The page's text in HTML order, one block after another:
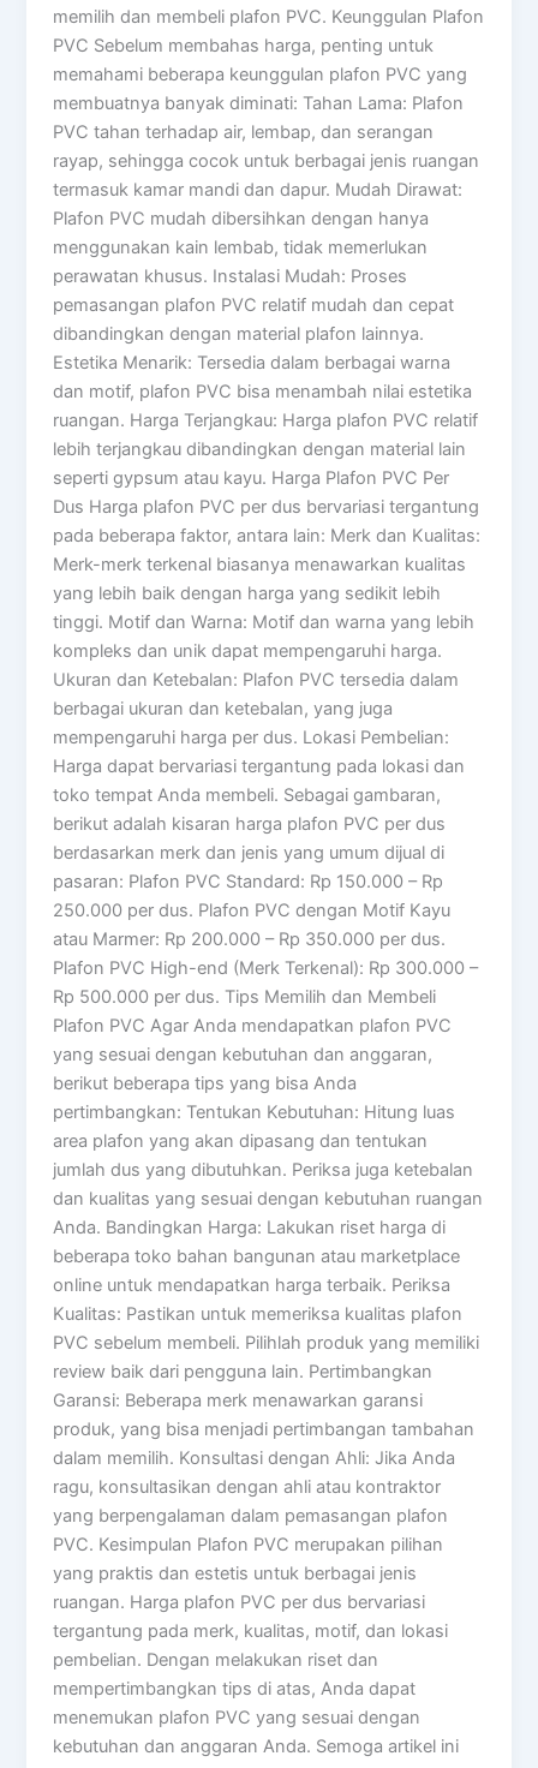
memilih dan membeli plafon PVC. Keunggulan Plafon
PVC Sebelum membahas harga, penting untuk
memahami beberapa keunggulan plafon PVC yang
membuatnya banyak diminati: Tahan Lama: Plafon
PVC tahan terhadap air, lembap, dan serangan
rayap, sehingga cocok untuk berbagai jenis ruangan
termasuk kamar mandi dan dapur. Mudah Dirawat:
Plafon PVC mudah dibersihkan dengan hanya
menggunakan kain lembab, tidak memerlukan
perawatan khusus. Instalasi Mudah: Proses
pemasangan plafon PVC relatif mudah dan cepat
dibandingkan dengan material plafon lainnya.
Estetika Menarik: Tersedia dalam berbagai warna
dan motif, plafon PVC bisa menambah nilai estetika
ruangan. Harga Terjangkau: Harga plafon PVC relatif
lebih terjangkau dibandingkan dengan material lain
seperti gypsum atau kayu. Harga Plafon PVC Per
Dus Harga plafon PVC per dus bervariasi tergantung
pada beberapa faktor, antara lain: Merk dan Kualitas:
Merk-merk terkenal biasanya menawarkan kualitas
yang lebih baik dengan harga yang sedikit lebih
tinggi. Motif dan Warna: Motif dan warna yang lebih
kompleks dan unik dapat mempengaruhi harga.
Ukuran dan Ketebalan: Plafon PVC tersedia dalam
berbagai ukuran dan ketebalan, yang juga
mempengaruhi harga per dus. Lokasi Pembelian:
Harga dapat bervariasi tergantung pada lokasi dan
toko tempat Anda membeli. Sebagai gambaran,
berikut adalah kisaran harga plafon PVC per dus
berdasarkan merk dan jenis yang umum dijual di
pasaran: Plafon PVC Standard: Rp 150.000 – Rp
250.000 per dus. Plafon PVC dengan Motif Kayu
atau Marmer: Rp 200.000 – Rp 350.000 per dus.
Plafon PVC High-end (Merk Terkenal): Rp 300.000 –
Rp 500.000 per dus. Tips Memilih dan Membeli
Plafon PVC Agar Anda mendapatkan plafon PVC
yang sesuai dengan kebutuhan dan anggaran,
berikut beberapa tips yang bisa Anda
pertimbangkan: Tentukan Kebutuhan: Hitung luas
area plafon yang akan dipasang dan tentukan
jumlah dus yang dibutuhkan. Periksa juga ketebalan
dan kualitas yang sesuai dengan kebutuhan ruangan
Anda. Bandingkan Harga: Lakukan riset harga di
beberapa toko bahan bangunan atau marketplace
online untuk mendapatkan harga terbaik. Periksa
Kualitas: Pastikan untuk memeriksa kualitas plafon
PVC sebelum membeli. Pilihlah produk yang memiliki
review baik dari pengguna lain. Pertimbangkan
Garansi: Beberapa merk menawarkan garansi
produk, yang bisa menjadi pertimbangan tambahan
dalam memilih. Konsultasi dengan Ahli: Jika Anda
ragu, konsultasikan dengan ahli atau kontraktor
yang berpengalaman dalam pemasangan plafon
PVC. Kesimpulan Plafon PVC merupakan pilihan
yang praktis dan estetis untuk berbagai jenis
ruangan. Harga plafon PVC per dus bervariasi
tergantung pada merk, kualitas, motif, dan lokasi
pembelian. Dengan melakukan riset dan
mempertimbangkan tips di atas, Anda dapat
menemukan plafon PVC yang sesuai dengan
kebutuhan dan anggaran Anda. Semoga artikel ini